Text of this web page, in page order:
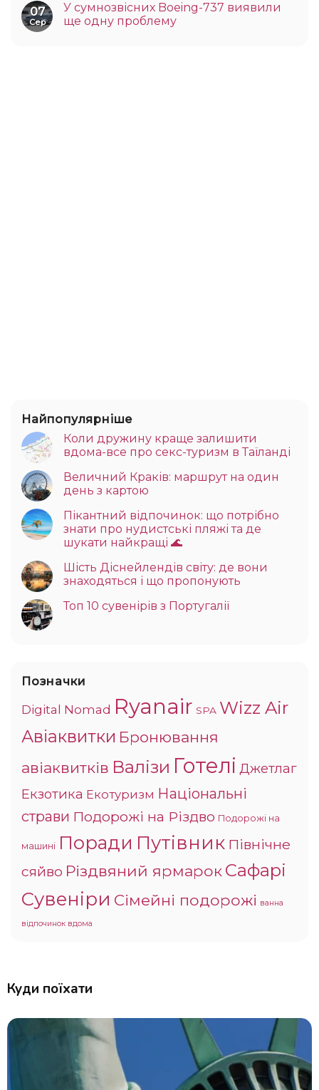
07
Сер
У сумнозвісних Boeing-737 виявили
ще одну проблему
Найпопулярніше
Коли дружину краще залишити
вдома-все про секс-туризм в Таїланді
Величний Краків: маршрут на один
день з картою
Пікантний відпочинок: що потрібно
знати про нудистські пляжі та де
шукати найкращі 🌊
Шість Діснейлендів світу: де вони
знаходяться і що пропонують
Топ 10 сувенірів з Португалії
Позначки
Digital Nomad Ryanair SPA Wizz Air
Авіаквитки Бронювання
авіаквитків Валізи Готелі Джетлаг
Екзотика Екотуризм Національні
страви Подорожі на Різдво Подорожі на
машині Поради Путівник Північне
сяйво Різдвяний ярмарокСафарі
Сувеніри Сімейні подорожі ванна
відпочинок вдома
Куди поїхати